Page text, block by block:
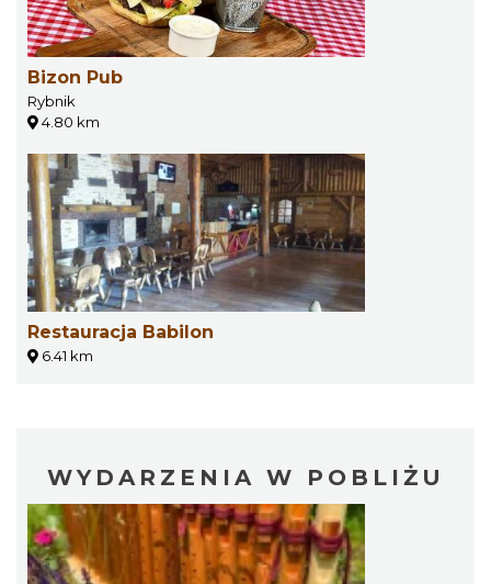
Bizon Pub
Rybnik
4.80 km
Restauracja Babilon
6.41 km
WYDARZENIA W POBLIŻU